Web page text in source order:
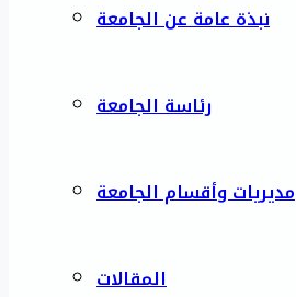
نبذة عامة عن الجامعة
رئاسة الجامعة
مديريات وأقسام الجامعة
المقالات